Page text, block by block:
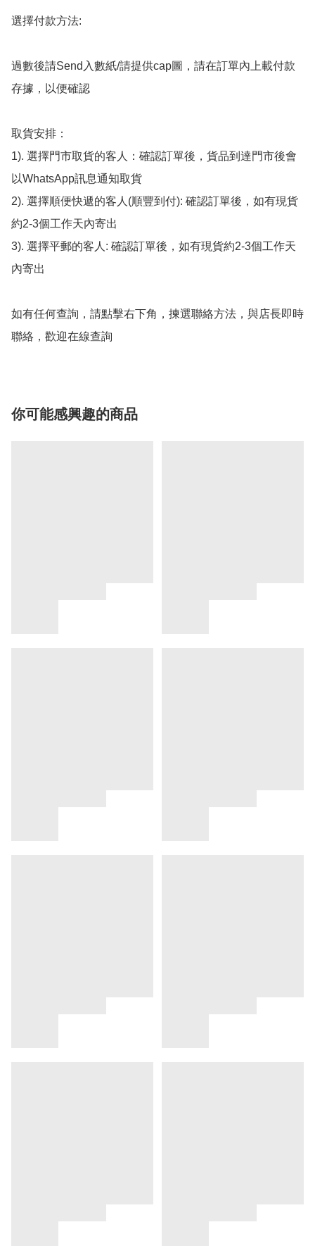
選擇付款方法:
過數後請Send入數紙/請提供cap圖，請在訂單內上載付款
存據，以便確認
取貨安排：
1). 選擇門市取貨的客人：確認訂單後，貨品到達門市後會
以WhatsApp訊息通知取貨
2). 選擇順便快遞的客人(順豐到付): 確認訂單後，如有現貨
約2-3個工作天內寄出
3). 選擇平郵的客人: 確認訂單後，如有現貨約2-3個工作天
內寄出
如有任何查詢，請點擊右下角，揀選聯絡方法，與店長即時
聯絡，歡迎在線查詢
你可能感興趣的商品